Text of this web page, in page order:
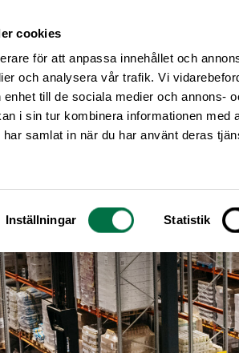
cookies
för att anpassa innehållet och
och analysera vår trafik. Vi
enhet till de sociala medier och annons-
i sin tur kombinera informationen med
samlat in när du har använt deras
Inställningar Statistik